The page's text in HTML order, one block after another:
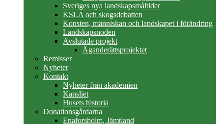
Sveriges nya landskapsmåltider
KSLA och skogsdebatten
Konsten, människan och landskapet i förändring
Landskapsnoden
Avslutade projekt
Äganderättsprojektet
Remisser
Nyheter
Kontakt
Nyheter från akademien
Kansliet
Husets historia
Donationsgårdarna
Enaforsholm, Jämtland